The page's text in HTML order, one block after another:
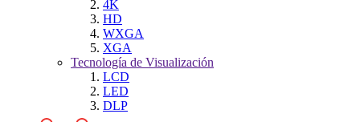
4K
HD
WXGA
XGA
Tecnología de Visualización
LCD
LED
DLP